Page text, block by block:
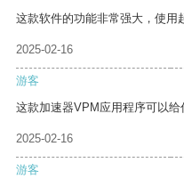
这款软件的功能非常强大，使用
2025-02-16
游客
这款加速器VPM应用程序可以给
2025-02-16
游客